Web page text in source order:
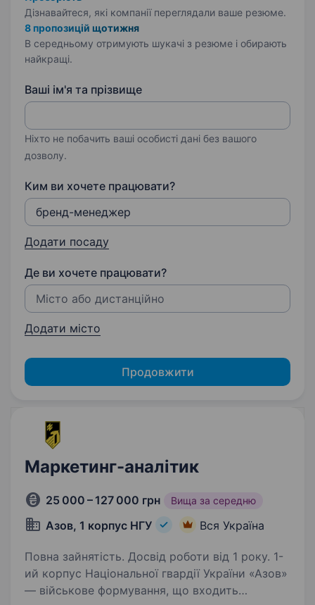
Дізнавайтеся, які компанії переглядали ваше резюме.
8 пропозицій щотижня
В середньому отримують шукачі з резюме і обирають
найкращі.
Ваші ім'я та прізвище
Ніхто не побачить ваші особисті дані без вашого
дозволу.
Ким ви хочете працювати?
Додати посаду
Де ви хочете працювати?
Додати місто
Продовжити
Маркетинг-аналітик
25 000 – 127 000 грн Вища за середню
Азов, 1 корпус НГУ Вся Україна
Повна зайнятість. Досвід роботи від 1 року. 1-
ий корпус Національної гвардії України «Азов»
— військове формування, що входить